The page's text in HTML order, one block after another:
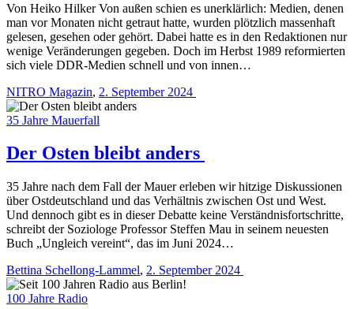
Von Heiko Hilker Von außen schien es ­unerklärlich: Medien, denen
man vor Monaten nicht getraut hatte, wurden plötzlich massenhaft
gelesen, ­gesehen oder gehört. Dabei hatte es in den Redaktionen nur
wenige Veränderungen gegeben. Doch im Herbst 1989 reformierten
sich viele DDR-Medien schnell und von innen…
NITRO Magazin, 2. September 2024
35 Jahre Mauerfall
Der Osten bleibt anders
35 Jahre nach dem Fall der Mauer erleben wir hitzige Diskussionen
über Ostdeutschland und das Verhältnis zwischen Ost und West.
Und dennoch gibt es in dieser Debatte keine Verständnisfortschritte,
schreibt der Soziologe Professor Steffen Mau in seinem neuesten
Buch „Ungleich vereint“, das im Juni 2024…
Bettina Schellong-Lammel, 2. September 2024
100 Jahre Radio